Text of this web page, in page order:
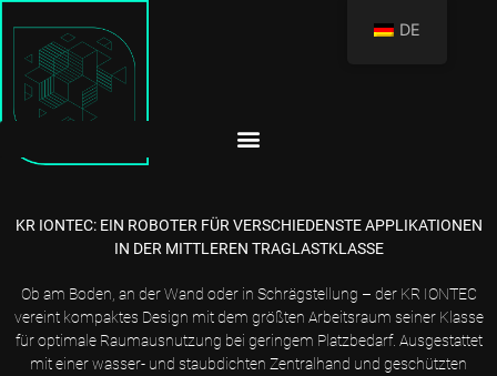
KR IONTEC: EIN ROBOTER FÜR VERSCHIEDENSTE APPLIKATIONEN
IN DER MITTLEREN TRAGLASTKLASSE
Ob am Boden, an der Wand oder in Schrägstellung – der KR IONTEC
vereint kompaktes Design mit dem größten Arbeitsraum seiner Klasse
für optimale Raumausnutzung bei geringem Platzbedarf. Ausgestattet
mit einer wasser- und staubdichten Zentralhand und geschützten
DE